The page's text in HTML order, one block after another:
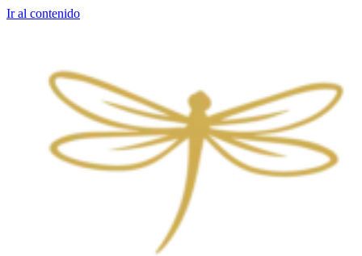
Ir al contenido